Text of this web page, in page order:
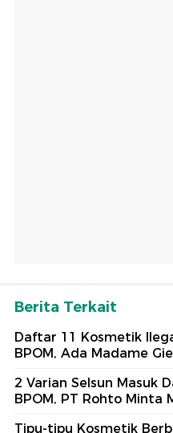
Berita Terkait
Daftar 11 Kosmetik
BPOM, Ada Madame
2 Varian Selsun Masuk
BPOM, PT Rohto Minta
Tipu-tipu Kosmetik